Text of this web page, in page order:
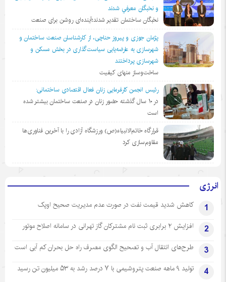
و نخبگان معرفي شدند
نخبگان ساختمان تقدیر شدند؛آینده‌ای روشن برای صنعت
پژمان جوزی و پیروز حناچی، از کارشناسان صنعت ساختمان و
شهرسازی به عارضه‌یابی سیاست‌گذاری در بخش مسکن و
شهرسازی پرداختند
ساخت‌وساز منهای کیفیت
رئیس انجمن کارفرمایی زنان فعال اقتصادی ساختمانی:
در ١٠ سال گذشته حضور زنان در صنعت ساختمان بیشتر شده
است
قرارگاه خاتم‌الانبیاء(ص) ورزشگاه آزادی را با آخرین فناوری‌ها
مقاوم‌سازی کرد
انرژی
1 کاهش شدید قیمت نفت در صورت عدم مدیریت صحیح اوپک
2 افزایش ۲ برابری ثبت نام مشترکان گاز تهرانی‌ در سامانه اصلاح موتور
3 طرح‌های انتقال آب و تصحیح الگوی مصرف راه حل بحران کم آبی است
4 تولید ۹ ماهه صنعت پتروشیمی با ۷ درصد رشد به ۵۳ میلیون تن رسید